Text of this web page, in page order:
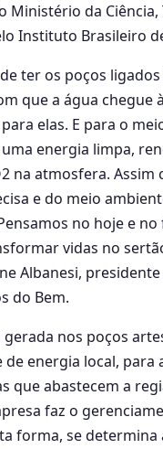
Ministério da Ciência,
Instituto Brasileiro
ter os poços ligados
que a água chegue
elas. E para o
energia limpa,
na atmosfera. Assim
e do meio
no hoje e
vidas no
Albanesi,
do Bem.
gerada nos poços
de energia local, para
que abastecem a
faz o
forma, se determina